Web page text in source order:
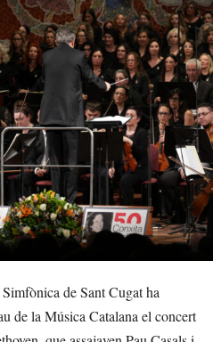
de Sant Cugat ha
de la Música Catalana el concert